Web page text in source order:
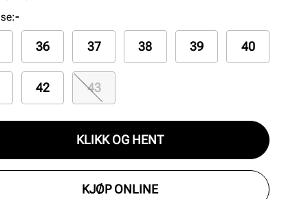
:-
36 37 38 39 40
42 43
KLIKK OG HENT
KJØP ONLINE